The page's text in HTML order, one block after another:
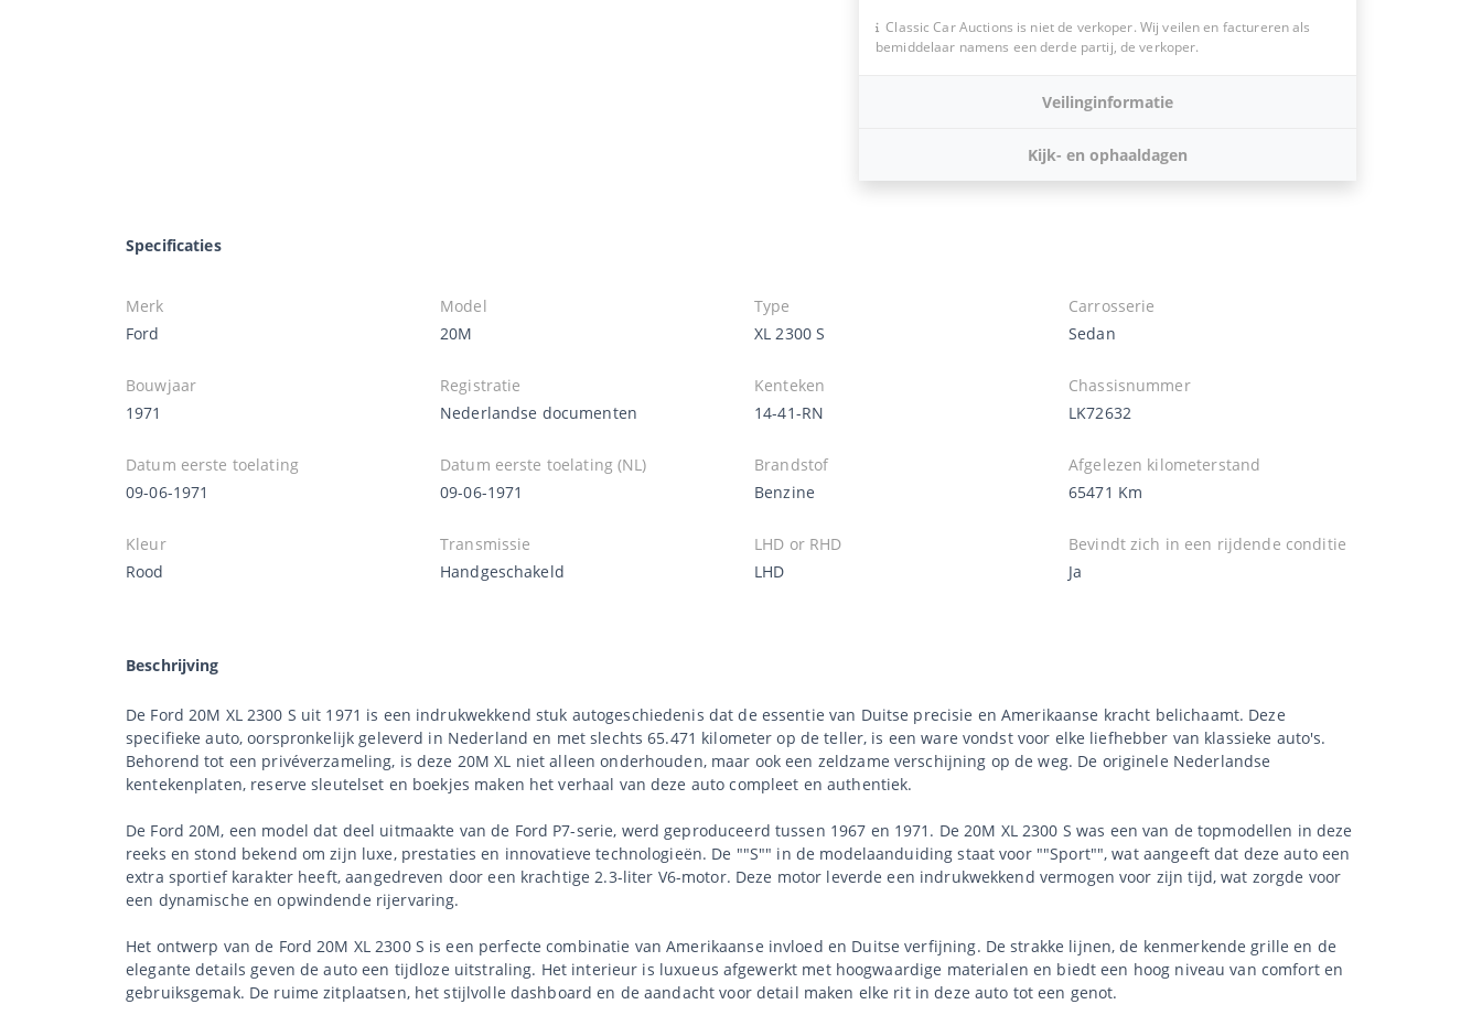
Classic Car Auctions is niet de verkoper. Wij veilen en factureren als
bemiddelaar namens een derde partij, de verkoper.
Veilinginformatie
Kijk- en ophaaldagen
Specificaties
Merk
Ford
Model
20M
Type
XL 2300 S
Carrosserie
Sedan
Bouwjaar
1971
Registratie
Nederlandse documenten
Kenteken
14-41-RN
Chassisnummer
LK72632
Datum eerste toelating
09-06-1971
Datum eerste toelating (NL)
09-06-1971
Brandstof
Benzine
Afgelezen kilometerstand
65471 Km
Kleur
Rood
Transmissie
Handgeschakeld
LHD or RHD
LHD
Bevindt zich in een rijdende conditie
Ja
Beschrijving
De Ford 20M XL 2300 S uit 1971 is een indrukwekkend stuk autogeschiedenis dat de essentie van Duitse precisie en Amerikaanse kracht belichaamt. Deze
specifieke auto, oorspronkelijk geleverd in Nederland en met slechts 65.471 kilometer op de teller, is een ware vondst voor elke liefhebber van klassieke auto's.
Behorend tot een privéverzameling, is deze 20M XL niet alleen onderhouden, maar ook een zeldzame verschijning op de weg. De originele Nederlandse
kentekenplaten, reserve sleutelset en boekjes maken het verhaal van deze auto compleet en authentiek.
De Ford 20M, een model dat deel uitmaakte van de Ford P7-serie, werd geproduceerd tussen 1967 en 1971. De 20M XL 2300 S was een van de topmodellen in deze
reeks en stond bekend om zijn luxe, prestaties en innovatieve technologieën. De ""S"" in de modelaanduiding staat voor ""Sport"", wat aangeeft dat deze auto een
extra sportief karakter heeft, aangedreven door een krachtige 2.3-liter V6-motor. Deze motor leverde een indrukwekkend vermogen voor zijn tijd, wat zorgde voor
een dynamische en opwindende rijervaring.
Het ontwerp van de Ford 20M XL 2300 S is een perfecte combinatie van Amerikaanse invloed en Duitse verfijning. De strakke lijnen, de kenmerkende grille en de
elegante details geven de auto een tijdloze uitstraling. Het interieur is luxueus afgewerkt met hoogwaardige materialen en biedt een hoog niveau van comfort en
gebruiksgemak. De ruime zitplaatsen, het stijlvolle dashboard en de aandacht voor detail maken elke rit in deze auto tot een genot.